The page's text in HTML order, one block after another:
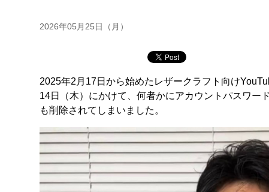
2026年05月25日（月）
2025年2月17日から始めたレザークラフト向け
14日（木）にかけて、何者かにアカウントパスワー
も削除されてしまいました。